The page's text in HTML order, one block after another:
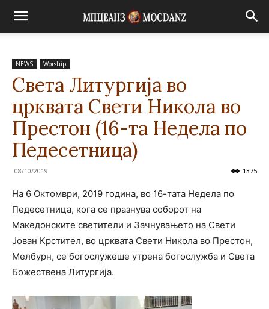
NEWS Worship
Света Литургија во
црквата Свети Никола во
Престон (16-та Недела по
Педесетница)
08/10/2019 1375
На 6 Октомври, 2019 година, во 16-тата Недела по
Педесетница, кога се празнува соборот на
Македонските светители и Зачнувањето на Свети
Јован Крстител, во црквата Свети Никола во Престон,
Мелбурн, се богослужеше утрена богослужба и Света
Божествена Литургија.